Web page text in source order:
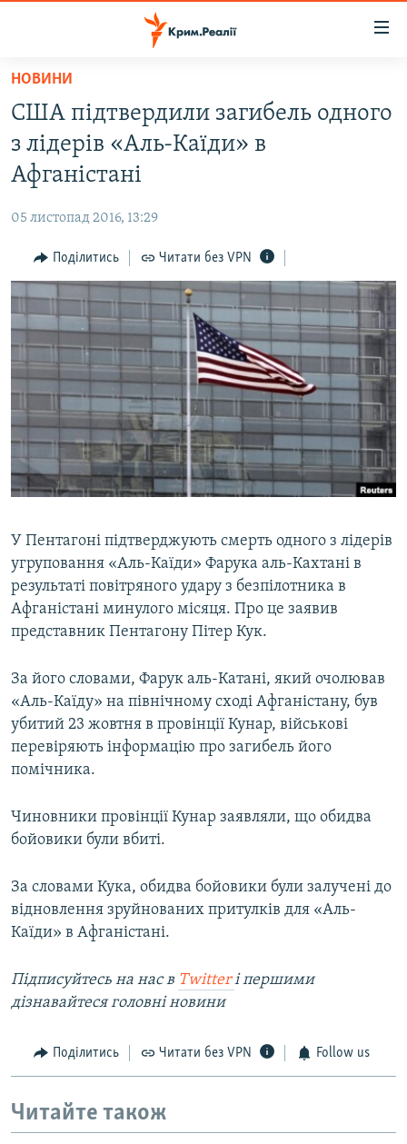
Перейти
основного
матеріалу
Перейти
до
основної
Перейти
до
пошуку
ВОДА.КРИМ
ВІДЕО ТА ФОТО
БЛОГИ
ПОГЛЯД
ІНТЕРВ'Ю
ВСЕ ЗА ДЕНЬ
СПЕЦПРОЕКТИ
ДЕПОРТАЦІЯ
ВІДЕОУРОКИ «ELIFBE»
СВІДЧЕННЯ ОКУПАЦІЇ
УКРАЇНСЬКА ПРОБЛЕМА КРИМУ
ЯК ОБІЙТИ БЛОКУВАННЯ
Русский
Qırımtatar
Усі сайти RFE/RL
НОВИНИ
США підтвердили загибель одного
з лідерів «Аль-Каїди» в
Афганістані
05 листопад 2016, 13:29
Поділитись Читати без VPN
У Пентагоні підтверджують смерть одного з лідерів
угруповання «Аль-Каїди» Фарука аль-Кахтані в
результаті повітряного удару з безпілотника в
Афганістані минулого місяця. Про це заявив
представник Пентагону Пітер Кук.
За його словами, Фарук аль-Катані, який очолював
«Аль-Каїду» на північному сході Афганістану, був
убитий 23 жовтня в провінції Кунар, військові
перевіряють інформацію про загибель його
помічника.
Чиновники провінції Кунар заявляли, що обидва
бойовики були вбиті.
За словами Кука, обидва бойовики були залучені до
відновлення зруйнованих притулків для «Аль-
Каїди» в Афганістані.
Підписуйтесь на наc в Twitterі першими
дізнавайтеся головні новини
Поділитись Читати без VPN Follow us
Читайте також